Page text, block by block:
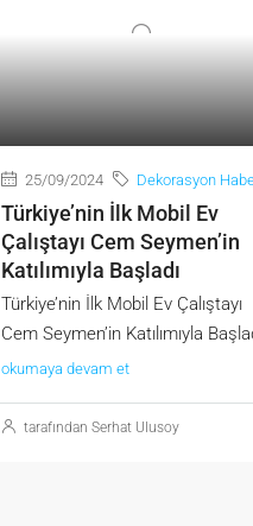
25/09/2024 Dekorasyon
Türkiye’nin İlk Mobil Ev
Çalıştayı Cem Seymen’in
Katılımıyla Başladı
Türkiye’nin İlk Mobil Ev Çalıştayı
Cem Seymen’in Katılımıyla
okumaya devam et
tarafından Serhat Ulusoy